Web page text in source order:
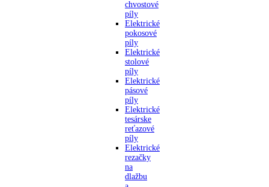
chvostové
píly
Elektrické
pokosové
píly
Elektrické
stolové
píly
Elektrické
pásové
píly
Elektrické
tesárske
reťazové
píly
Elektrické
rezačky
na
dlažbu